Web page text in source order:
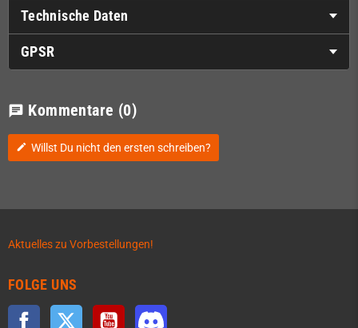
Technische Daten
GPSR
chat Kommentare (0)
edit Willst Du nicht den ersten schreiben?
Aktuelles zu Vorbestellungen!
FOLGE UNS
Facebook Twitter YouTube